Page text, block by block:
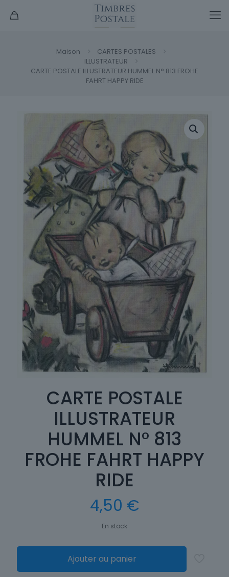
Maison
CARTES POSTALES
ILLUSTRATEUR
CARTE POSTALE ILLUSTRATEUR HUMMEL N° 813 FROHE
FAHRT HAPPY RIDE
CARTE POSTALE
ILLUSTRATEUR
HUMMEL N° 813
FROHE FAHRT HAPPY
RIDE
4,50 €
En stock
Ajouter au panier